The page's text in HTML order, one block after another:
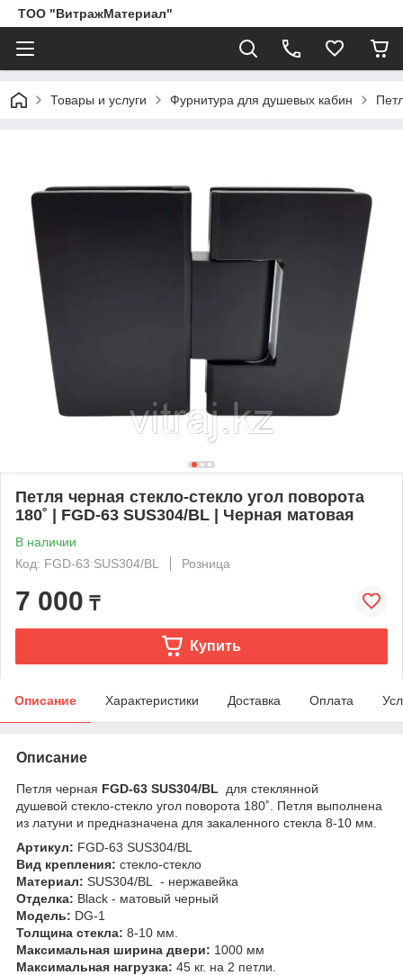
ТОО "ВитражМатериал"
Товары и услуги Фурнитура для душевых кабин
Петля черная стекло-стекло угол поворота
180˚ | FGD-63 SUS304/BL | Черная матовая
В наличии
Код: FGD-63 SUS304/BL
Розница
7 000 ₸
Купить
Описание Характеристики Доставка Оплата
Описание
Петля черная FGD-63 SUS304/BL
для стеклянной
душевой стекло-стекло угол поворота 180˚. Петля выполнена
из латуни и предназначена для закаленного стекла 8-10 мм.
Артикул: FGD-63 SUS304/BL
Вид крепления: стекло-стекло
Материал: SUS304/BL - нержавейка
Отделка: Black - матовый черный
Модель: DG-1
Толщина стекла: 8-10 мм.
Максимальная ширина двери: 1000 мм
Максимальная нагрузка: 45 кг. на 2 петли.